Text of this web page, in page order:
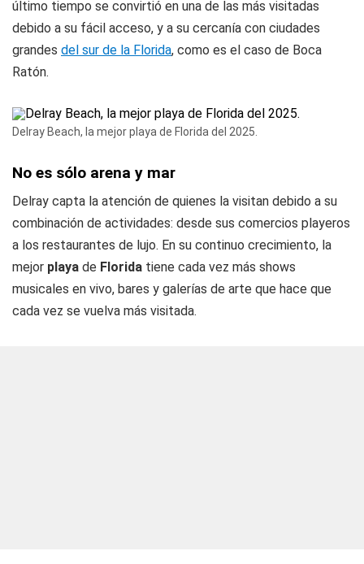
último tiempo se convirtió en una de las más visitadas
debido a su fácil acceso, y a su cercanía con ciudades
grandes del sur de la Florida, como es el caso de Boca
Ratón.
Delray Beach, la mejor playa de Florida del 2025.
No es sólo arena y mar
Delray capta la atención de quienes la visitan debido a su
combinación de actividades: desde sus comercios playeros
a los restaurantes de lujo. En su continuo crecimiento, la
mejor playa de Florida tiene cada vez más shows
musicales en vivo, bares y galerías de arte que hace que
cada vez se vuelva más visitada.